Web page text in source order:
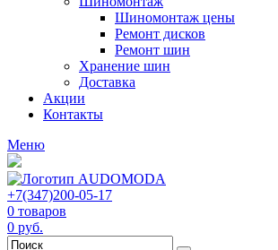
Шиномонтаж цены
Ремонт дисков
Ремонт шин
Хранение шин
Доставка
Акции
Контакты
Меню
+7(347)200-05-17
0 товаров
0 руб.